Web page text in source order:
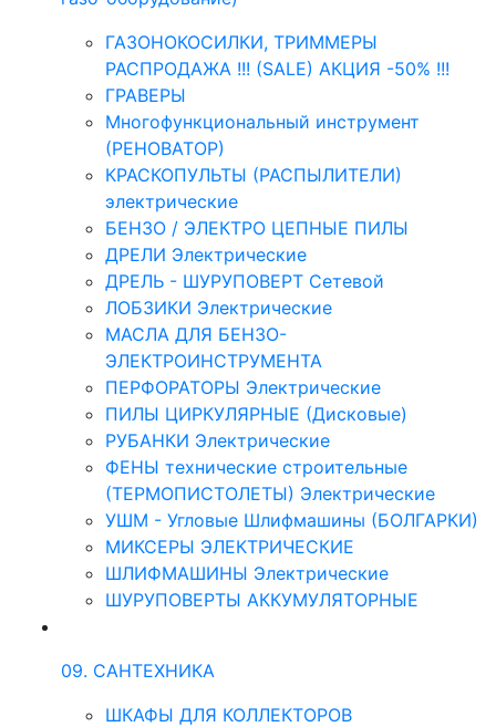
ГАЗОНОКОСИЛКИ, ТРИММЕРЫ
РАСПРОДАЖА !!! (SALE) АКЦИЯ -50% !!!
ГРАВЕРЫ
Многофункциональный инструмент
(РЕНОВАТОР)
КРАСКОПУЛЬТЫ (РАСПЫЛИТЕЛИ)
электрические
БЕНЗО / ЭЛЕКТРО ЦЕПНЫЕ ПИЛЫ
ДРЕЛИ Электрические
ДРЕЛЬ - ШУРУПОВЕРТ Сетевой
ЛОБЗИКИ Электрические
МАСЛА ДЛЯ БЕНЗО-
ЭЛЕКТРОИНСТРУМЕНТА
ПЕРФОРАТОРЫ Электрические
ПИЛЫ ЦИРКУЛЯРНЫЕ (Дисковые)
РУБАНКИ Электрические
ФЕНЫ технические строительные
(ТЕРМОПИСТОЛЕТЫ) Электрические
УШМ - Угловые Шлифмашины (БОЛГАРКИ)
МИКСЕРЫ ЭЛЕКТРИЧЕСКИЕ
ШЛИФМАШИНЫ Электрические
ШУРУПОВЕРТЫ АККУМУЛЯТОРНЫЕ
09. САНТЕХНИКА
ШКАФЫ ДЛЯ КОЛЛЕКТОРОВ